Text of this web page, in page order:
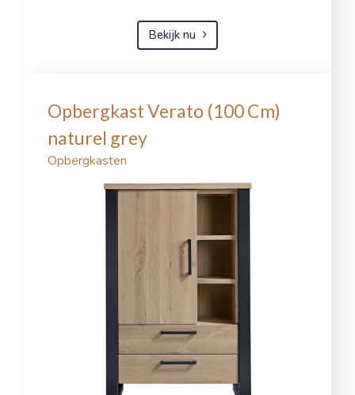
Bekijk nu
Opbergkast Verato (100 Cm)
naturel grey
Opbergkasten